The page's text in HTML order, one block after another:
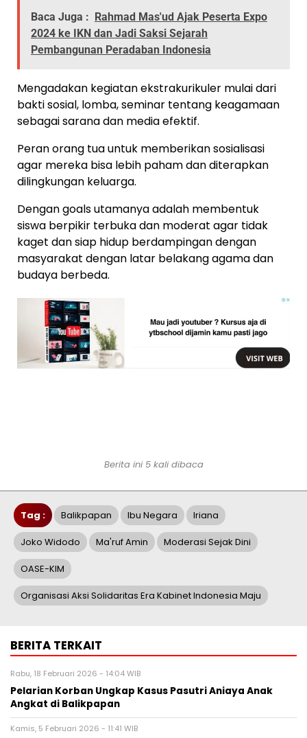
Baca Juga : Rahmad Mas'ud Ajak Peserta Expo
2024 ke IKN dan Jadi Saksi Sejarah
Pembangunan Peradaban Indonesia
Mengadakan kegiatan ekstrakurikuler mulai dari
bakti sosial, lomba, seminar tentang keagamaan
sebagai sarana dan media efektif.
Peran orang tua untuk memberikan sosialisasi
agar mereka bisa lebih paham dan diterapkan
dilingkungan keluarga.
Dengan goals utamanya adalah membentuk
siswa berpikir terbuka dan moderat agar tidak
kaget dan siap hidup berdampingan dengan
masyarakat dengan latar belakang agama dan
budaya berbeda.
Berita ini 5 kali dibaca
Tag : Balikpapan Ibu Negara Iriana
Joko Widodo Ma'ruf Amin Moderasi Sejak Dini
OASE-KIM
Organisasi Aksi Solidaritas Era Kabinet Indonesia Maju
BERITA TERKAIT
Rabu, 18 Februari 2026 - 14:04 WIB
Pelarian Korban Ungkap Kasus Pasutri Aniaya Anak
Angkat di Balikpapan
Kamis, 5 Februari 2026 - 11:41 WIB